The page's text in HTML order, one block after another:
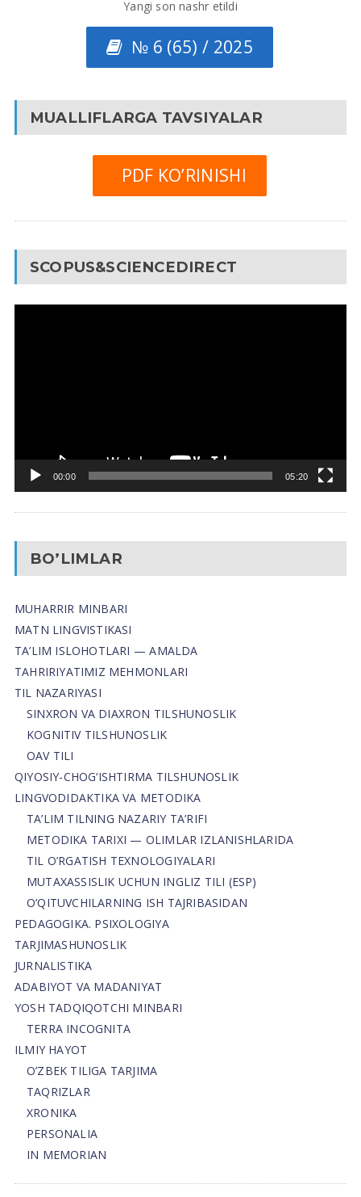
Yangi son nashr etildi
№ 6 (65) / 2025
MUALLIFLARGA TAVSIYALAR
PDF KO’RINISHI
SCOPUS&SCIENCEDIRECT
00:00 05:20
BO’LIMLAR
MUHARRIR MINBARI
MATN LINGVISTIKASI
TA’LIM ISLOHOTLARI — AMALDA
TAHRIRIYATIMIZ MEHMONLARI
TIL NAZARIYASI
SINXRON VA DIAXRON TILSHUNOSLIK
KOGNITIV TILSHUNOSLIK
OAV TILI
QIYOSIY-CHOG‘ISHTIRMA TILSHUNOSLIK
LINGVODIDAKTIKA VA METODIKA
TA’LIM TILNING NAZARIY TA’RIFI
METODIKA TARIXI — OLIMLAR IZLANISHLARIDA
TIL O’RGATISH TEXNOLOGIYALARI
MUTAXASSISLIK UCHUN INGLIZ TILI (ESP)
O’QITUVCHILARNING ISH TAJRIBASIDAN
PEDAGOGIKA. PSIXOLOGIYA
TARJIMASHUNOSLIK
JURNALISTIKA
ADABIYOT VA MADANIYAT
YOSH TADQIQOTCHI MINBARI
TERRA INCOGNITA
ILMIY HAYOT
O’ZBEK TILIGA TARJIMA
TAQRIZLAR
XRONIKA
PERSONALIA
IN MEMORIAN